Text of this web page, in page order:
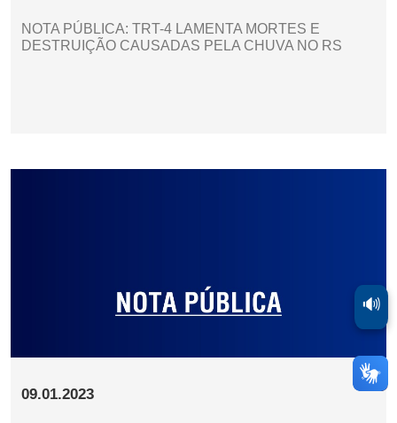
NOTA PÚBLICA: TRT-4 LAMENTA MORTES E
DESTRUIÇÃO CAUSADAS PELA CHUVA NO RS
09.01.2023
🔊